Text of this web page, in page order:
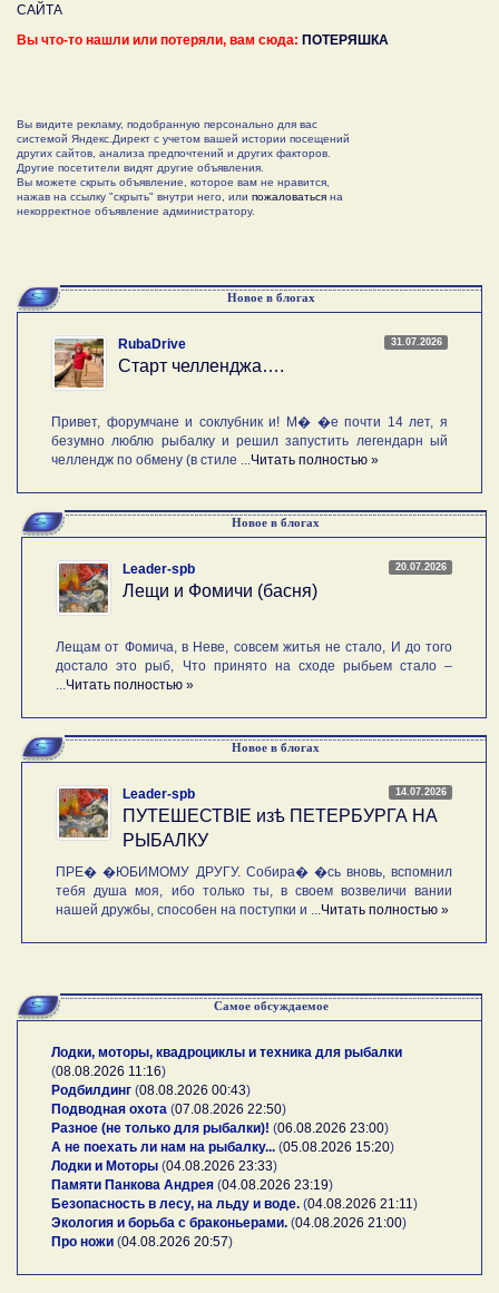
САЙТА
Вы что-то нашли или потеряли, вам сюда: ПОТЕРЯШКА
Вы видите рекламу, подобранную персонально для вас
системой Яндекс.Директ с учетом вашей истории посещений
других сайтов, анализа предпочтений и других факторов.
Другие посетители видят другие объявления.
Вы можете скрыть объявление, которое вам не нравится,
нажав на ссылку "скрыть" внутри него, или пожаловаться на
некорректное объявление администратору.
Новое в блогах
31.07.2026
RubaDrive
Старт челленджа….
Привет, форумчане и соклубник и! М� �е почти 14 лет, я
безумно люблю рыбалку и решил запустить легендарн ый
челлендж по обмену (в стиле ... Читать полностью »
Новое в блогах
20.07.2026
Leader-spb
Лещи и Фомичи (басня)
Лещам от Фомича, в Неве, совсем житья не стало, И до того
достало это рыб, Что принято на сходе рыбьем стало –
Читать полностью »
Новое в блогах
14.07.2026
Leader-spb
ПУТЕШЕСТВIE изѣ ПЕТЕРБУРГА НА
РЫБАЛКУ
ПРЕ� �ЮБИМОМУ ДРУГУ. Собира� �сь вновь, вспомнил
тебя душа моя, ибо только ты, в своем возвеличи вании
нашей дружбы, способен на поступки и ... Читать полностью »
Самое обсуждаемое
Лодки, моторы, квадроциклы и техника для рыбалки
(08.08.2026 11:16)
Родбилдинг (08.08.2026 00:43)
Подводная охота (07.08.2026 22:50)
Разное (не только для рыбалки)! (06.08.2026 23:00)
А не поехать ли нам на рыбалку... (05.08.2026 15:20)
Лодки и Моторы (04.08.2026 23:33)
Памяти Панкова Андрея (04.08.2026 23:19)
Безопасность в лесу, на льду и воде. (04.08.2026 21:11 )
Экология и борьба с браконьерами. (04.08.2026 21:00)
Про ножи (04.08.2026 20:57)